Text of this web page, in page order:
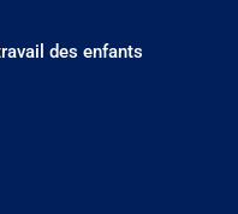
des enfants